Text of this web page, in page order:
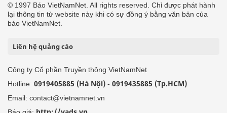
© 1997 Báo VietNamNet. All rights reserved. Chỉ được phát hành
lại thông tin từ website này khi có sự đồng ý bằng văn bản của
báo VietNamNet.
Liên hệ quảng cáo
Công ty Cổ phần Truyền thông VietNamNet
Hotline: 0919405885 (Hà Nội) - 0919435885 (Tp.HCM)
Email: contact@vietnamnet.vn